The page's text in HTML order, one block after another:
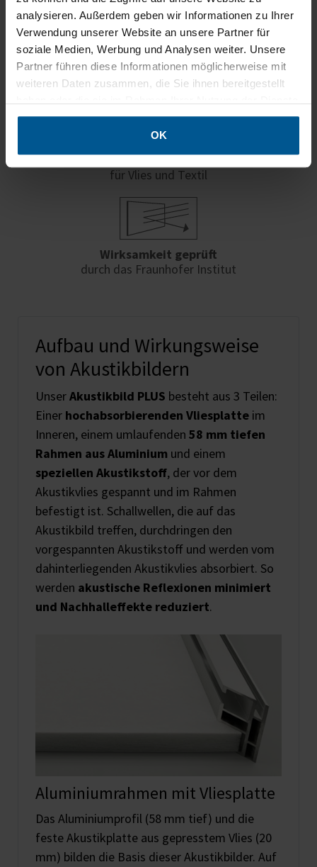
analysieren. Außerdem geben wir Informationen zu Ihrer
Verwendung unserer Website an unsere Partner für
soziale Medien, Werbung und Analysen weiter. Unsere
Partner führen diese Informationen möglicherweise mit
weiteren Daten zusammen, die Sie ihnen bereitgestellt
gesammelt haben.
OK
Brandschutzklasse B1
schwer entflammbar nach DIN 4102
Schadstoffgeprüfte Materialien
für Vlies und Textil
Wirksamkeit geprüft
durch das Fraunhofer Institut
Aufbau und Wirkungsweise
von Akustikbildern
UnserAkustikbild PLUS besteht aus 3 Teilen:
Einer hochabsorbierenden Vliesplatte im
Inneren, einem umlaufenden 58 mm tiefen
Rahmen aus Aluminium und einem
speziellen Akustikstoff, der vor dem
Akustikvlies gespannt und im Rahmen
befestigt ist. Schallwellen, die auf das
Akustikbild treffen, durchdringen den
vorgespannten Akustikstoff und werden vom
dahinterliegenden Akustikvlies absorbiert. So
werden akustische Reflexionen minimiert
und Nachhalleffekte reduziert.
Aluminiumrahmen mit Vliesplatte
Das Aluminiumprofil (58 mm tief) und die
feste Akustikplatte aus gepresstem Vlies (20
mm) bilden die Basis dieser Akustikbilder. Auf